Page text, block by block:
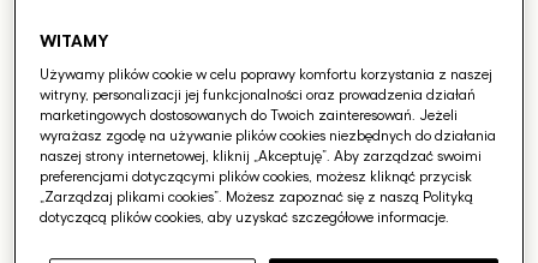
WITAMY
Używamy plików cookie w celu poprawy komfortu korzystania z naszej
witryny, personalizacji jej funkcjonalności oraz prowadzenia działań
marketingowych dostosowanych do Twoich zainteresowań. Jeżeli
wyrażasz zgodę na używanie plików cookies niezbędnych do działania
naszej strony internetowej, kliknij „Akceptuję”. Aby zarządzać swoimi
preferencjami dotyczącymi plików cookies, możesz kliknąć przycisk
„Zarządzaj plikami cookies”. Możesz zapoznać się z naszą Polityką
dotyczącą plików cookies, aby uzyskać szczegółowe informacje.